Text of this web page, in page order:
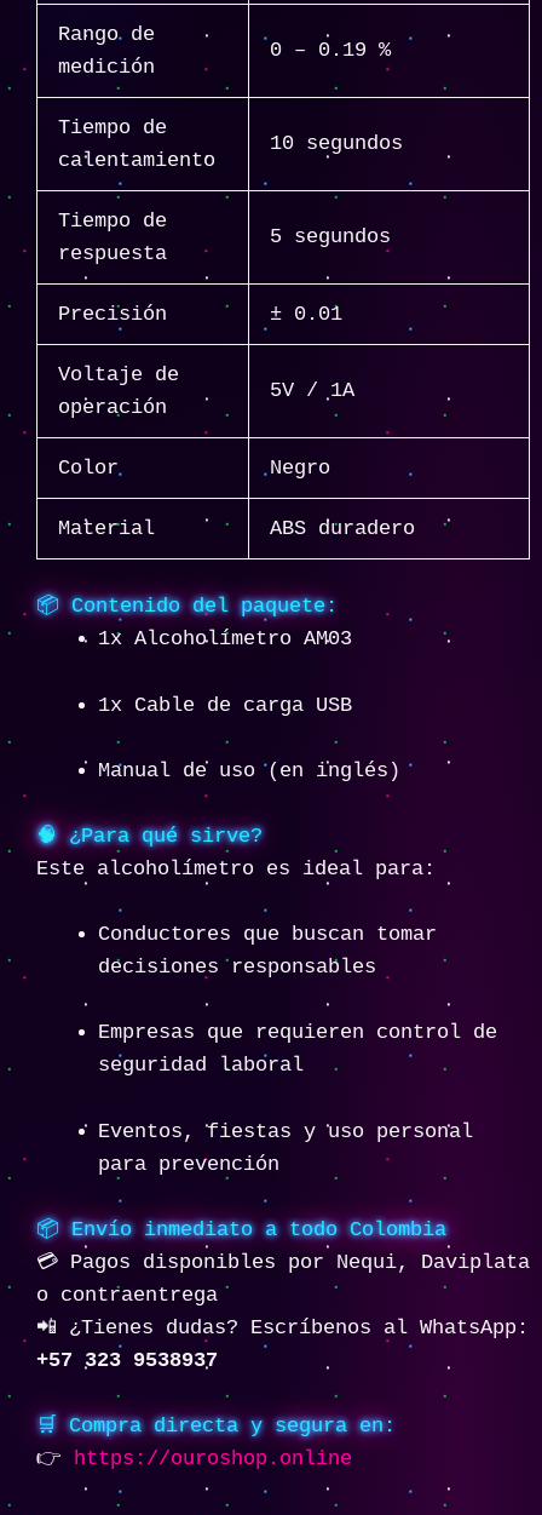
Rango de
medición
0 – 0.19 %
Tiempo de
calentamiento
10 segundos
Tiempo de
respuesta
5 segundos
Precisión ± 0.01
Voltaje de
operación
5V / 1A
Color Negro
Material ABS duradero
📦 Contenido del paquete:
1x Alcoholímetro AM03
1x Cable de carga USB
Manual de uso (en inglés)
🧠 ¿Para qué sirve?
Este alcoholímetro es ideal para:
Conductores que buscan tomar
decisiones responsables
Empresas que requieren control de
seguridad laboral
Eventos, fiestas y uso personal
para prevención
📦 Envío inmediato a todo Colombia
💳 Pagos disponibles por Nequi, Daviplata
o contraentrega
📲 ¿Tienes dudas? Escríbenos al WhatsApp:
+57 323 9538937
🛒 Compra directa y segura en:
👉 https://ouroshop.online